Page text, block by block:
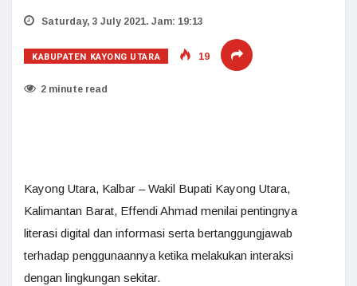
Saturday, 3 July 2021. Jam: 19:13
KABUPATEN KAYONG UTARA 19
2 minute read
Kayong Utara, Kalbar – Wakil Bupati Kayong Utara,
Kalimantan Barat, Effendi Ahmad menilai pentingnya
literasi digital dan informasi serta bertanggungjawab
terhadap penggunaannya ketika melakukan interaksi
dengan lingkungan sekitar.